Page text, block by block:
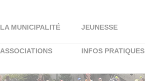
LA MUNICIPALITÉ JEUNESSE
ASSOCIATIONS INFOS PRATIQUES